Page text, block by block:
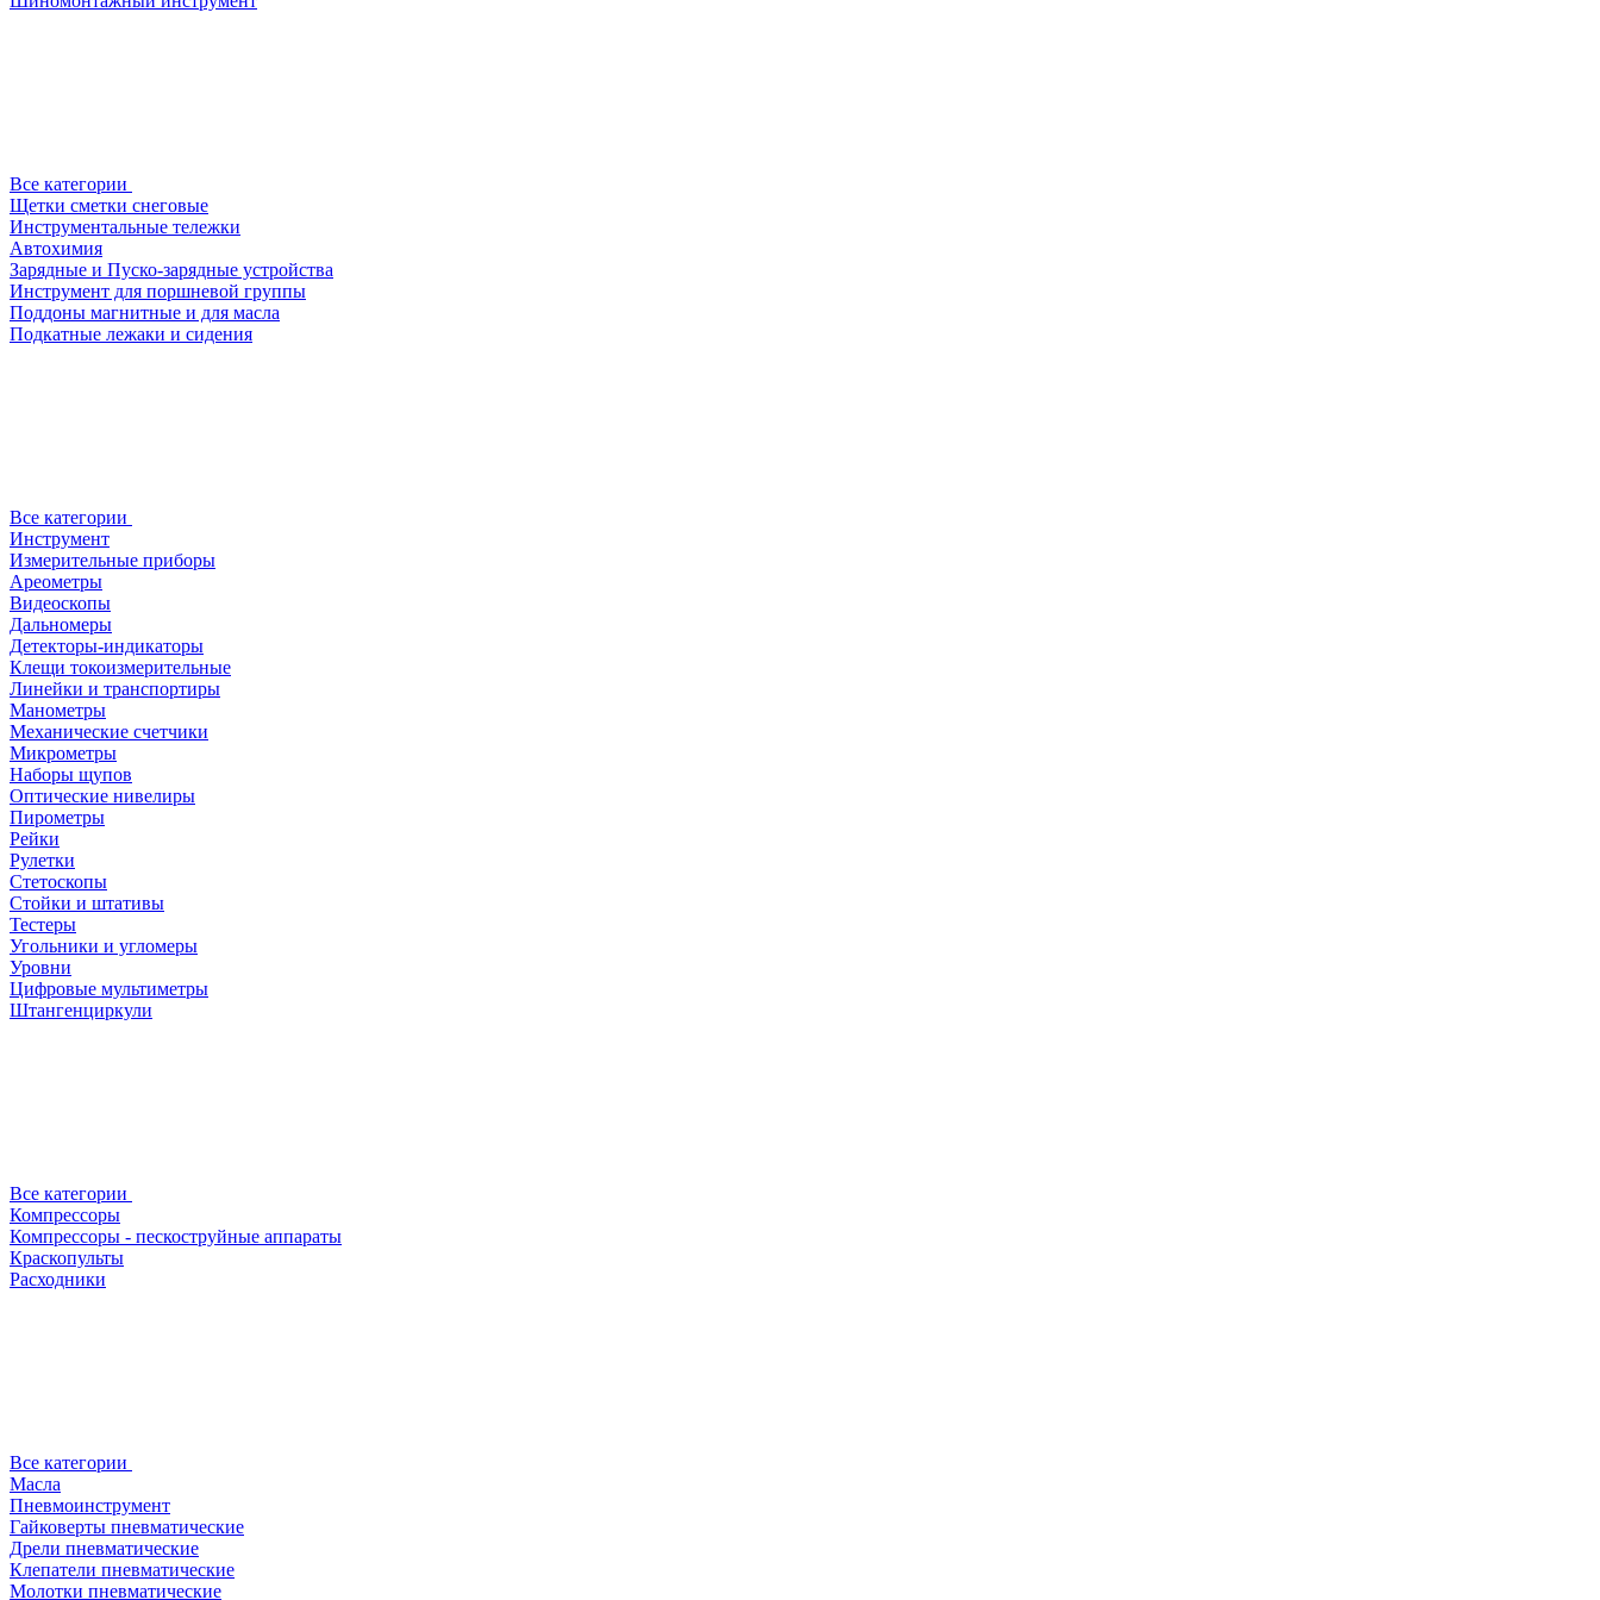
Все категории
Щетки сметки снеговые
Инструментальные тележки
Автохимия
Зарядные и Пуско-зарядные устройства
Инструмент для поршневой группы
Поддоны магнитные и для масла
Подкатные лежаки и сидения
Все категории
Инструмент
Измерительные приборы
Ареометры
Видеоскопы
Дальномеры
Детекторы-индикаторы
Клещи токоизмерительные
Линейки и транспортиры
Манометры
Механические счетчики
Микрометры
Наборы щупов
Оптические нивелиры
Пирометры
Рейки
Рулетки
Стетоскопы
Стойки и штативы
Тестеры
Угольники и угломеры
Уровни
Цифровые мультиметры
Штангенциркули
Все категории
Компрессоры
Компрессоры - пескоструйные аппараты
Краскопульты
Расходники
Все категории
Масла
Пневмоинструмент
Гайковерты пневматические
Дрели пневматические
Клепатели пневматические
Молотки пневматические